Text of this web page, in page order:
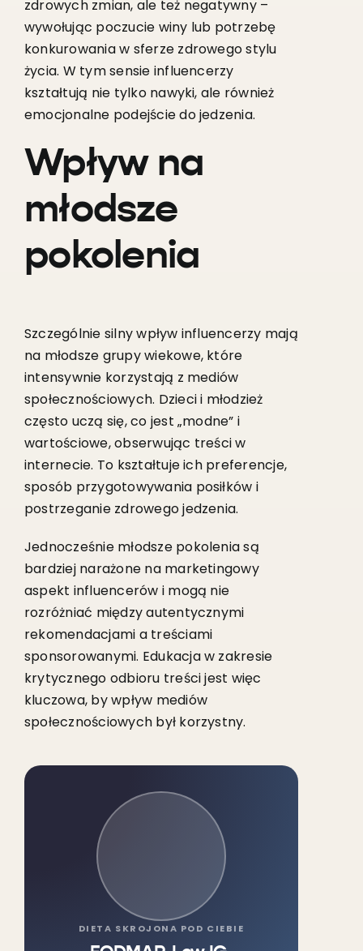
zdrowych zmian, ale też negatywny –
wywołując poczucie winy lub potrzebę
konkurowania w sferze zdrowego stylu
życia. W tym sensie influencerzy
kształtują nie tylko nawyki, ale również
emocjonalne podejście do jedzenia.
Wpływ na
młodsze
pokolenia
Szczególnie silny wpływ influencerzy mają
na młodsze grupy wiekowe, które
intensywnie korzystają z mediów
społecznościowych. Dzieci i młodzież
często uczą się, co jest „modne” i
wartościowe, obserwując treści w
internecie. To kształtuje ich preferencje,
sposób przygotowywania posiłków i
postrzeganie zdrowego jedzenia.
Jednocześnie młodsze pokolenia są
bardziej narażone na marketingowy
aspekt influencerów i mogą nie
rozróżniać między autentycznymi
rekomendacjami a treściami
sponsorowanymi. Edukacja w zakresie
krytycznego odbioru treści jest więc
kluczowa, by wpływ mediów
społecznościowych był korzystny.
DIETA SKROJONA POD CIEBIE